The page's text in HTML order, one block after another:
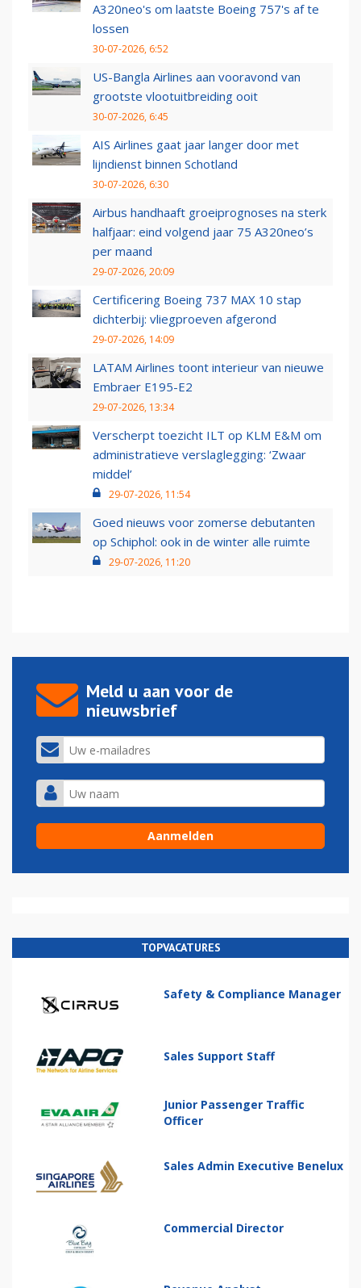
A320neo's om laatste Boeing 757's af te
lossen
30-07-2026, 6:52
US-Bangla Airlines aan vooravond van
grootste vlootuitbreiding ooit
30-07-2026, 6:45
AIS Airlines gaat jaar langer door met
lijndienst binnen Schotland
30-07-2026, 6:30
Airbus handhaaft groeiprognoses na sterk
halfjaar: eind volgend jaar 75 A320neo’s
per maand
29-07-2026, 20:09
Certificering Boeing 737 MAX 10 stap
dichterbij: vliegproeven afgerond
29-07-2026, 14:09
LATAM Airlines toont interieur van nieuwe
Embraer E195-E2
29-07-2026, 13:34
Verscherpt toezicht ILT op KLM E&M om
administratieve verslaglegging: ‘Zwaar
middel’
29-07-2026, 11:54
Goed nieuws voor zomerse debutanten
op Schiphol: ook in de winter alle ruimte
29-07-2026, 11:20
Meld u aan voor de
nieuwsbrief
TOPVACATURES
Safety & Compliance Manager
Sales Support Staff
Junior Passenger Traffic
Officer
Sales Admin Executive Benelux
Commercial Director